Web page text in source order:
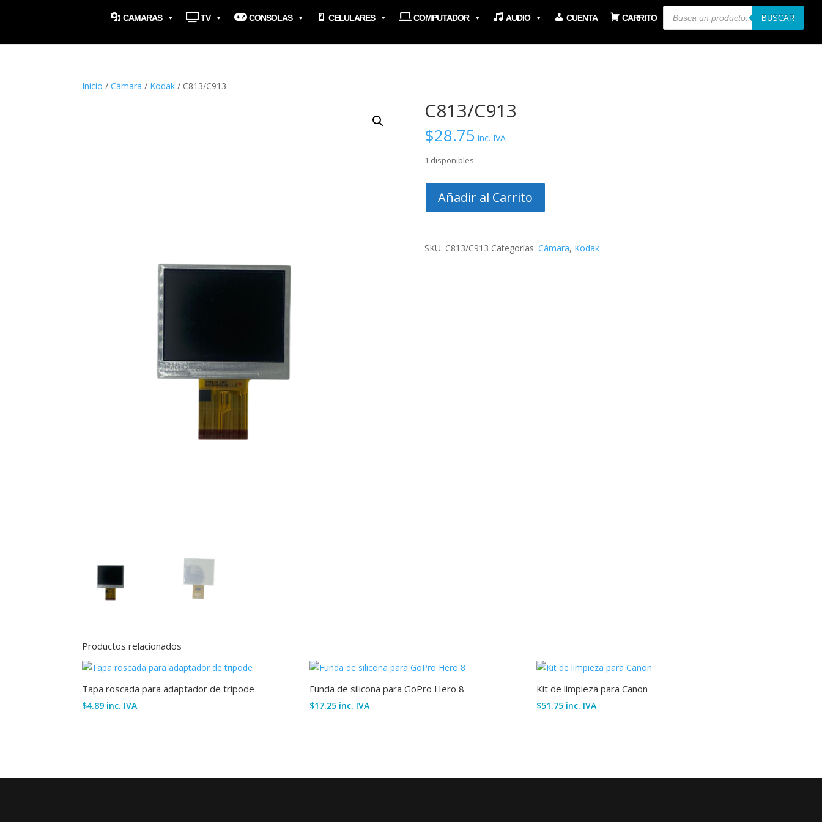
CAMARAS TV CONSOLAS CELULARES COMPUTADOR AUDIO CUENTA CARRITO
Búsqueda
BUSCAR
Inicio /Cámara / Kodak / C813/C913
C813/C913
$28.75 inc. IVA
1 disponibles
cantidad
Añadir al Carrito
SKU: C813/C913 Categorías: Cámara, Kodak
Productos relacionados
Tapa roscada para adaptador de tripode
$4.89 inc. IVA
Funda de silicona para GoPro Hero 8
$17.25 inc. IVA
Kit de limpieza para Canon
$51.75 inc. IVA